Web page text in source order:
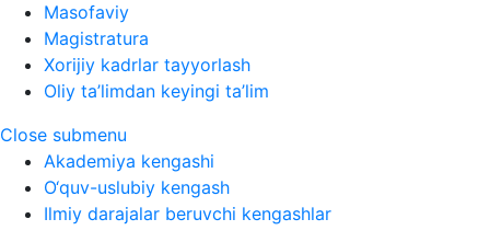
Masofaviy
Magistratura
Xorijiy kadrlar tayyorlash
Oliy ta’limdan keyingi ta’lim
Close submenu
Akademiya kengashi
O‘quv-uslubiy kengash
Ilmiy darajalar beruvchi kengashlar